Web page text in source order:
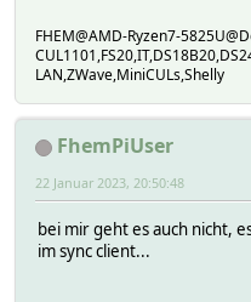
FHEM@AMD-Ryzen7-
LAN,ZWave,MiniCULs,Shelly
FhemPiUser
22 Januar 2023, 20:50:48
bei mir geht es auch nicht,
im sync client...